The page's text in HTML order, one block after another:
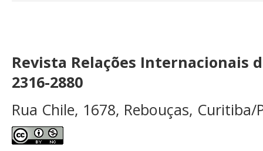
Revista Relações Internacionais
2316-2880
Rua Chile, 1678, Rebouças, Curitiba/